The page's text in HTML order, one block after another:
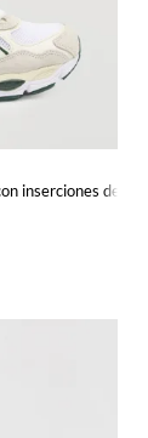
inserciones de